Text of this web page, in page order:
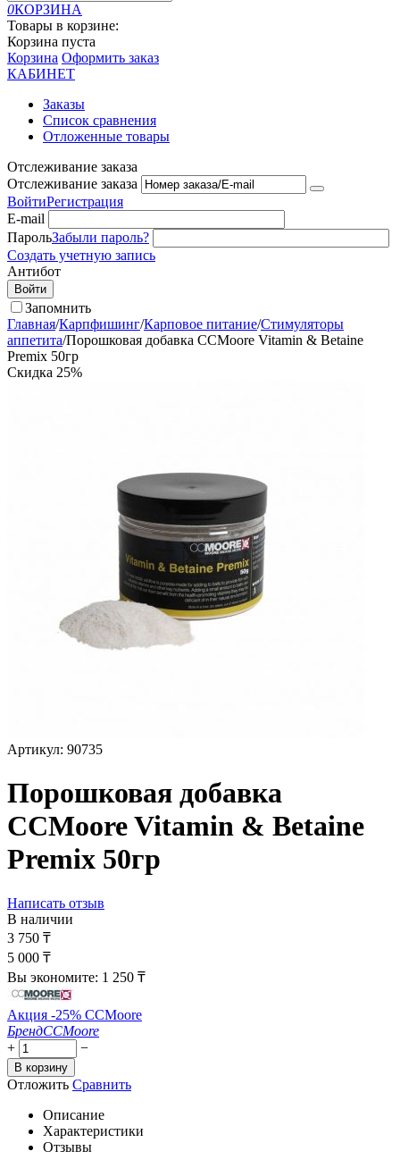
0КОРЗИНА
Товары в корзине:
Корзина пуста
Корзина Оформить заказ
КАБИНЕТ
Заказы
Список сравнения
Отложенные товары
Отслеживание заказа
Отслеживание заказа
ВойтиРегистрация
E-mail
ПарольЗабыли пароль?
Создать учетную запись
Антибот
Войти
Запомнить
Главная/Карпфишинг/Карповое питание/Стимуляторы
аппетита/Порошковая добавка CCMoore Vitamin & Betaine
Premix 50гр
Скидка 25%
Артикул: 90735
Порошковая добавка
CCMoore Vitamin & Betaine
Premix 50гр
Написать отзыв
В наличии
3 750 ₸
5 000 ₸
Вы экономите: 1 250 ₸
Акция -25% CCMoore
БрендCCMoore
+
−
В корзину
Отложить Сравнить
Описание
Характеристики
Отзывы